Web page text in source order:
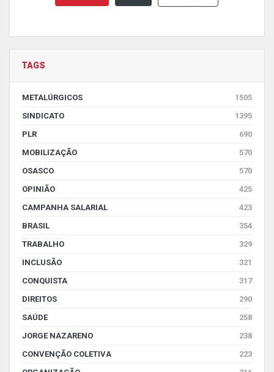
TAGS
METALÚRGICOS
1505
SINDICATO
1395
PLR
690
MOBILIZAÇÃO
570
OSASCO
570
OPINIÃO
425
CAMPANHA SALARIAL
423
BRASIL
354
TRABALHO
329
INCLUSÃO
321
CONQUISTA
317
DIREITOS
290
SAÚDE
258
JORGE NAZARENO
238
CONVENÇÃO COLETIVA
223